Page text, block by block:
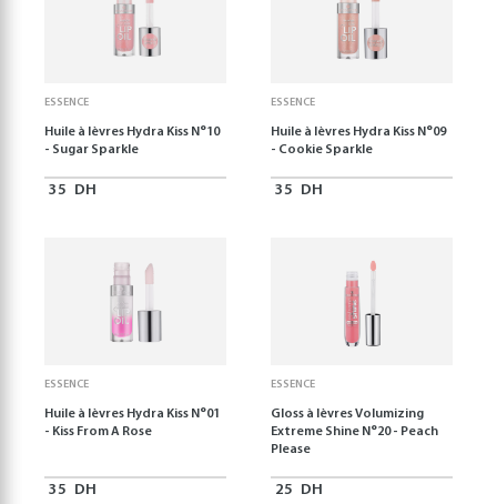
ESSENCE
Huile à lèvres Hydra Kiss N°10
- Sugar Sparkle
35 DH
ESSENCE
Huile à lèvres Hydra Kiss N°09
- Cookie Sparkle
35 DH
ESSENCE
Huile à lèvres Hydra Kiss N°01
- Kiss From A Rose
35 DH
ESSENCE
Gloss à lèvres Volumizing
Extreme Shine N°20 - Peach
Please
25 DH